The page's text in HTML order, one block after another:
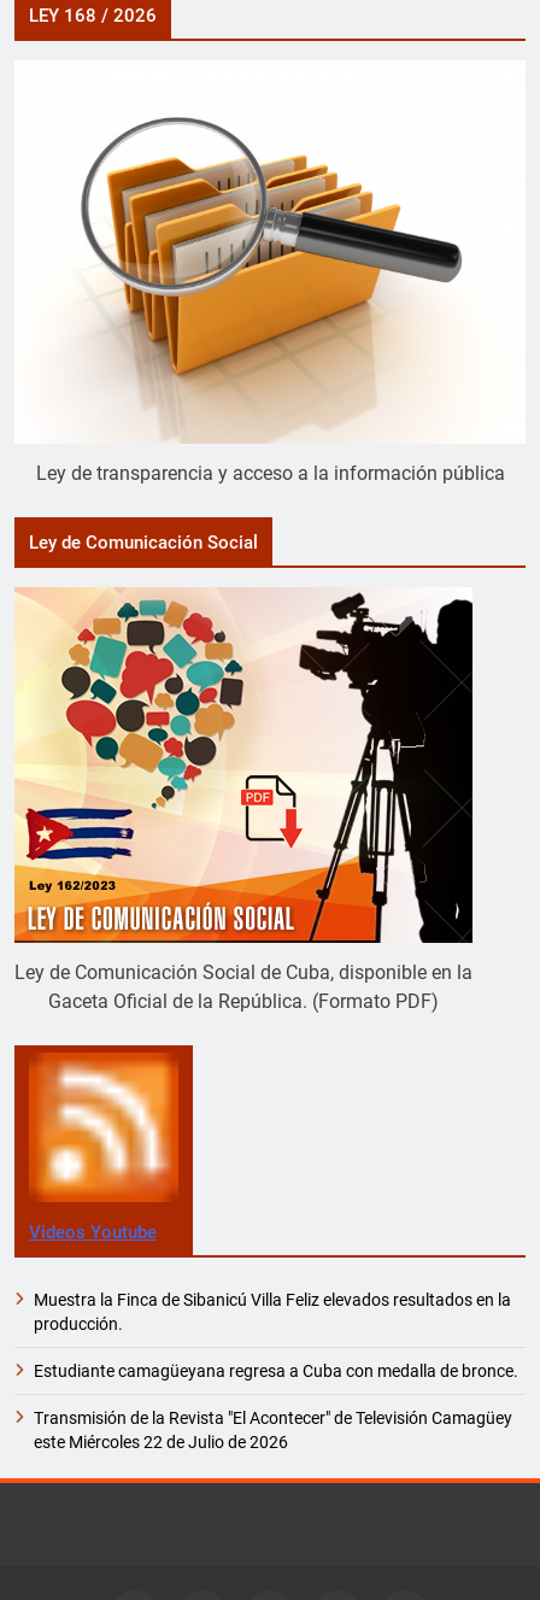
LEY 168 / 2026
Ley de transparencia y acceso a la información pública
Ley de Comunicación Social
Ley de Comunicación Social de Cuba, disponible en la
Gaceta Oficial de la República. (Formato PDF)
Videos Youtube
Muestra la Finca de Sibanicú Villa Feliz elevados resultados en la
producción.
Estudiante camagüeyana regresa a Cuba con medalla de bronce.
Transmisión de la Revista "El Acontecer" de Televisión Camagüey
este Miércoles 22 de Julio de 2026